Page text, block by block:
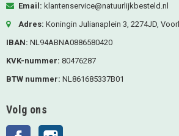
Email: klantenservice@natuurlijkbesteld.nl
Adres: Koningin Julianaplein 3, 2274JD,
IBAN: NL94ABNA0886580420
KVK-nummer: 80476287
BTW nummer: NL861685337B01
Volg ons
Facebook